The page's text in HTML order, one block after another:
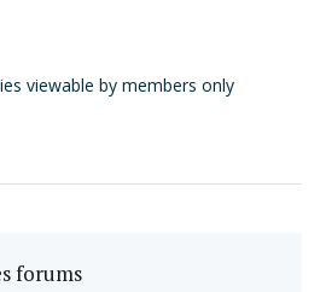
viewable by members only
forums